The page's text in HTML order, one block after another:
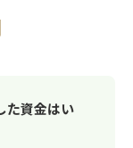
た資金はい